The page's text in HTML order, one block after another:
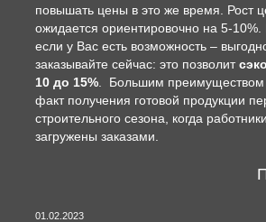
повышать цены в это же время. Рост
ожидается ориентировочно на 5-10%.
если у Вас есть возможность –
заказывайте сейчас: это позволит
10 до 15% . Большим преимуществом
факт получения готовой продукции
строительного сезона, когда
загружены заказами.
01.02.2023